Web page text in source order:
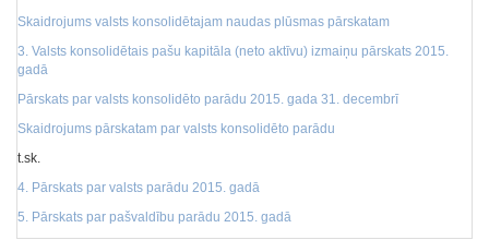
Skaidrojums valsts konsolidētajam naudas plūsmas pārskatam
3. Valsts konsolidētais pašu kapitāla (neto aktīvu) izmaiņu pārskats 2015.
gadā
Pārskats par valsts konsolidēto parādu 2015. gada 31. decembrī
Skaidrojums pārskatam par valsts konsolidēto parādu
t.sk.
4. Pārskats par valsts parādu 2015. gadā
5. Pārskats par pašvaldību parādu 2015. gadā